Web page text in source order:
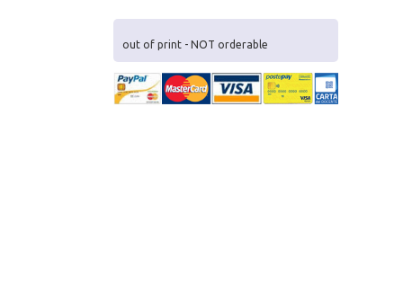
out of print - NOT orderable